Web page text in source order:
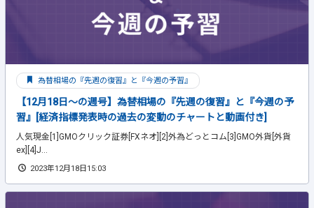
為替相場の『先週の復習』と『今週の予習』
【12月18日～の週号】為替相場の『先週の復習』と『今週の予
習』[経済指標発表時の過去の変動のチャートと動画付き]
人気現金[1]GMOクリック証券[FXネオ][2]外為どっとコム[3]GMO外貨[外貨
ex][4]J...
2023年12月18日15:03